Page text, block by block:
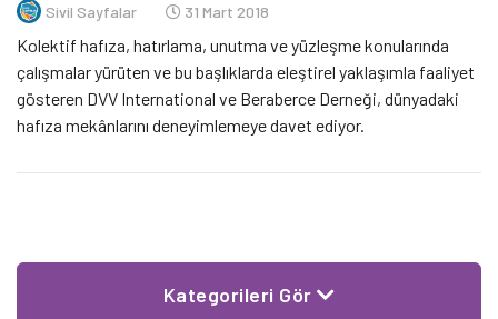
Sivil Sayfalar 31 Mart 2018
Kolektif hafıza, hatırlama, unutma ve yüzleşme konularında
çalışmalar yürüten ve bu başlıklarda eleştirel yaklaşımla faaliyet
gösteren DVV International ve Beraberce Derneği, dünyadaki
hafıza mekânlarını deneyimlemeye davet ediyor.
Kategorileri Gör